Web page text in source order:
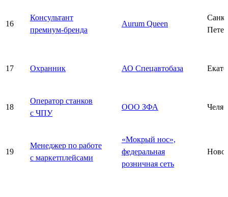
16
Консультант
премиум-бренда
Aurum Queen
17 Охранник АО Спецавтобаза
18
Оператор станков
с ЧПУ
ООО ЗФА
19
Менеджер по работе
с маркетплейсами
«Мокрый нос»,
федеральная
розничная сеть